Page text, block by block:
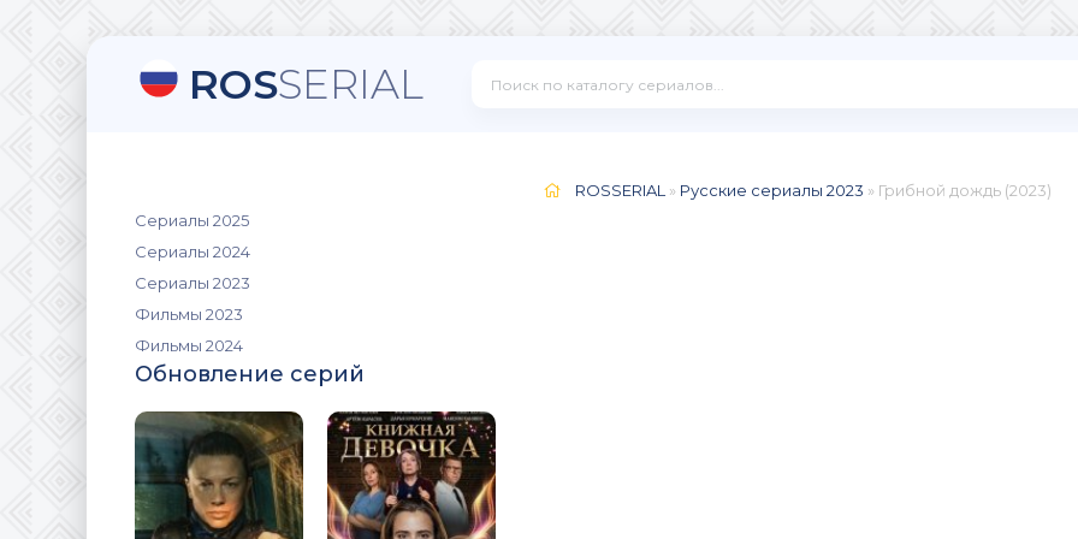
ROSSERIAL
Сериалы 2025
Сериалы 2024
Сериалы 2023
Фильмы 2023
Фильмы 2024
Обновление серий
ROSSERIAL » Русские сериалы 2023 » Грибной дождь (2023)